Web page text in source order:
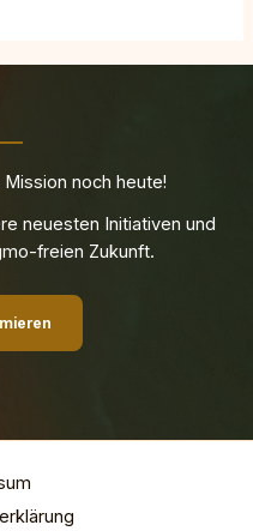
noch heute!
neuesten Initiativen und
freien Zukunft.